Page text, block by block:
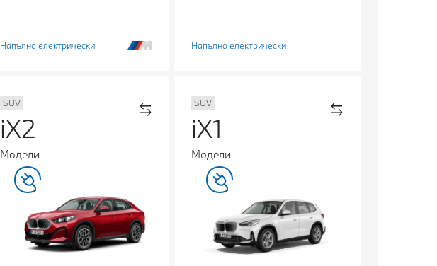
Напълно електрически Напълно електрически
SUV
iX2
Модели
SUV
iX1
Модели